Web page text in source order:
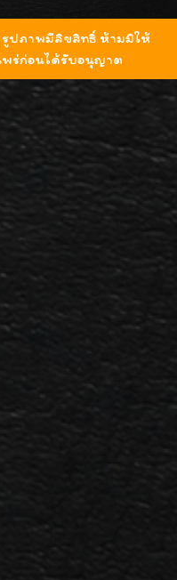
| รูปภาพมีลิขสิทธิ์ ห้ามมิให้
พร่ก่อนได้รับอนุญาต